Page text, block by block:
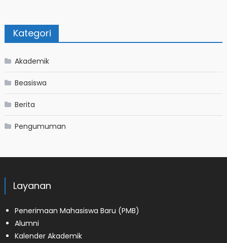
Kategori
Akademik
Beasiswa
Berita
Pengumuman
Layanan
Penerimaan Mahasiswa Baru (PMB)
Alumni
Kalender Akademik